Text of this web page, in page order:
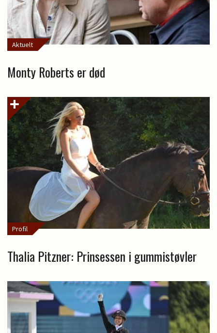
Aktuelt
Monty Roberts er død
Profil
Thalia Pitzner: Prinsessen i gummistøvler